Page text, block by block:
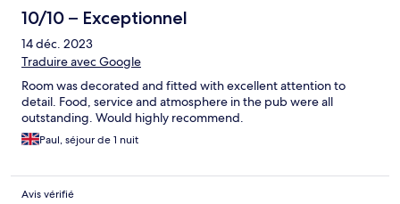
10/10 – Exceptionnel
14 déc. 2023
Traduire avec Google
Room was decorated and fitted with excellent attention to
detail. Food, service and atmosphere in the pub were all
outstanding. Would highly recommend.
Paul, séjour de 1 nuit
Avis vérifié